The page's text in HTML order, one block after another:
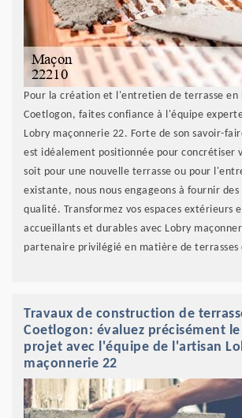
Pour la création et l'entretien de terrasse en
Coetlogon, faites confiance à l'équipe
Lobry maçonnerie 22. Forte de son savoir-
est idéalement positionnée pour concrétiser
soit pour une nouvelle terrasse ou pour
existante, nous nous engageons à fournir des
qualité. Transformez vos espaces extérieurs
accueillants et durables avec Lobry
partenaire privilégié en matière de terrasses
Travaux de construction de
Coetlogon: évaluez précisément
projet avec l'équipe de l'artisan
maçonnerie 22